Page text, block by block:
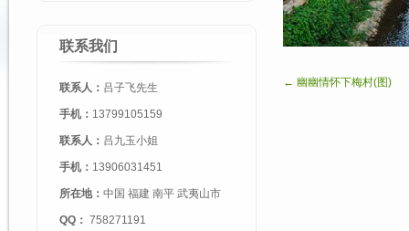
← 幽幽情怀下梅村(图)
联系我们
联系人： 吕子飞先生
手机： 13799105159
联系人： 吕九玉小姐
手机： 13906031451
所在地： 中国 福建 南平 武夷山市
QQ： 758271191